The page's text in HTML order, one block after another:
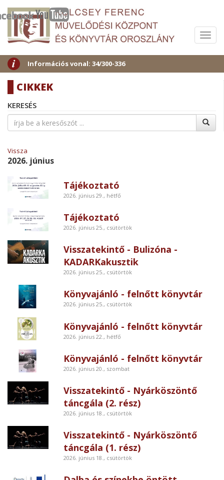
Menü
Információs vonal: 34/300-336
CIKKEK
KERESÉS
Vissza
2026. június
Tájékoztató
2026. június 29., hétfő
Tájékoztató
2026. június 25., csütörtök
Visszatekintő - Bulizóna -
KADARKakusztik
2026. június 25., csütörtök
Könyvajánló - felnőtt könyvtár
2026. június 25., csütörtök
Könyvajánló - felnőtt könyvtár
2026. június 22., hétfő
Könyvajánló - felnőtt könyvtár
2026. június 20., szombat
Visszatekintő - Nyárköszöntő
táncgála (2. rész)
2026. június 18., csütörtök
Visszatekintő - Nyárköszöntő
táncgála (1. rész)
2026. június 18., csütörtök